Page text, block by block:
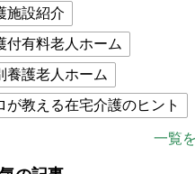
施設紹介
付有料老人ホーム
養護老人ホーム
が教える在宅介護のヒント
介護食
ブー
ケアマネジャー
一覧